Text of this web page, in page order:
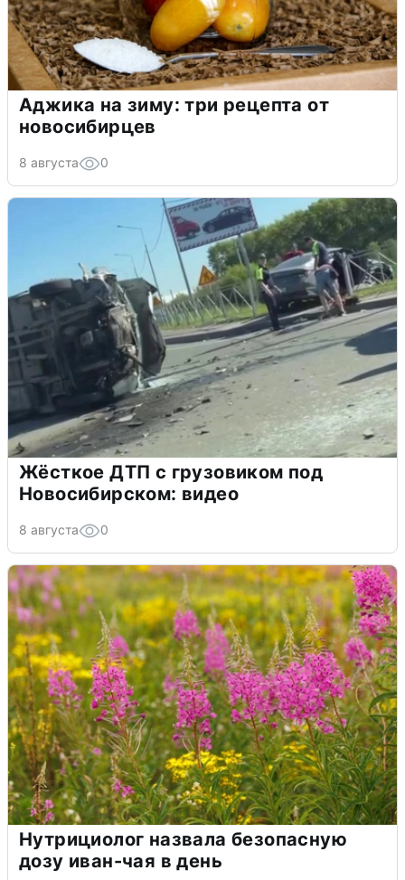
Аджика на зиму: три рецепта от
новосибирцев
8 августа 0
Жёсткое ДТП с грузовиком под
Новосибирском: видео
8 августа 0
Нутрициолог назвала безопасную
дозу иван-чая в день